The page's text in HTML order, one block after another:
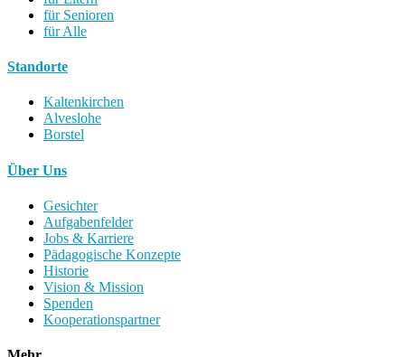
für Senioren
für Alle
Standorte
Kaltenkirchen
Alveslohe
Borstel
Über Uns
Gesichter
Aufgabenfelder
Jobs & Karriere
Pädagogische Konzepte
Historie
Vision & Mission
Spenden
Kooperationspartner